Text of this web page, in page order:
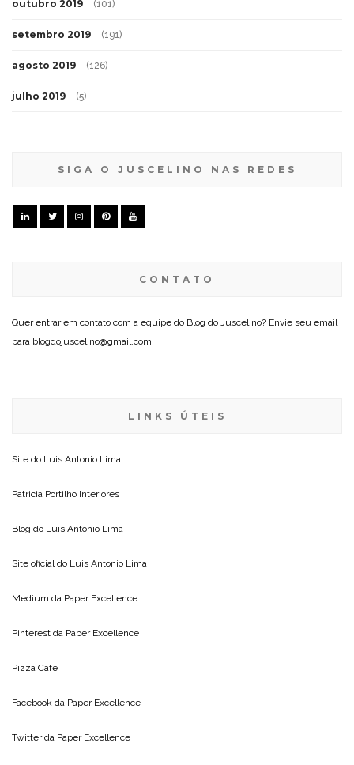
outubro 2019 (101)
setembro 2019 (191)
agosto 2019 (126)
julho 2019 (5)
SIGA O JUSCELINO NAS REDES
CONTATO
Quer entrar em contato com a equipe do Blog do Juscelino? Envie seu email
para blogdojuscelino@gmail.com
LINKS ÚTEIS
Site do Luis Antonio Lima
Patricia Portilho Interiores
Blog do Luis Antonio Lima
Site oficial do Luis Antonio Lima
Medium da Paper Excellence
Pinterest da Paper Excellence
Pizza Cafe
Facebook da Paper Excellence
Twitter da Paper Excellence